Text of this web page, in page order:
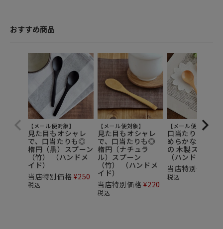
おすすめ商品
【メール便対象】
見た目もオシャレ
で、口当たりも◎
楕円（黒）スプーン
（竹） （ハンドメ
イド）
当店特別価格 ¥250
税込
【メール便対象】
見た目もオシャレ
で、口当たりも◎
楕円（ナチュラ
ル）スプーン
（竹） （ハンドメ
イド）
当店特別価格 ¥220
税込
【メール便対象】
口当たりの良い
めらかな仕上が
の 木製スプーン
（ハンドメイド
当店特別価格
税込